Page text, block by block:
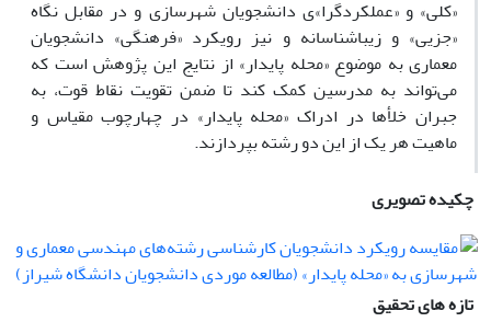
«کلی» و «عملکردگرا»ی دانشجویان شهرسازی و در مقابل نگاه
«جزیی» و زیباشناسانه و نیز رویکرد «فرهنگی» دانشجویان
معماری به موضوع «محله پایدار» از نتایج این پژوهش است که
می‌تواند به مدرسین کمک کند تا ضمن تقویت نقاط قوت، به
جبران خلأها در ادراک «محله پایدار» در چهارچوب مقیاس و
ماهیت هر یک از این دو رشته بپردازند.
چکیده تصویری
تازه های تحقیق